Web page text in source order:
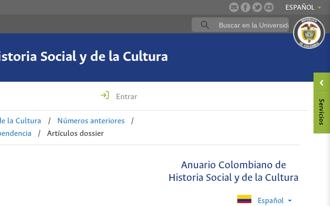
ESPAÑOL
Social y de la Cultura
Entrar
la Cultura / Números anteriores
/
/ Artículos dossier
Anuario Colombiano de
Historia Social y de la Cultura
Español